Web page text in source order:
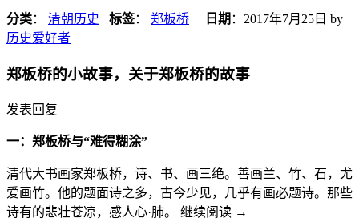
分类： 清朝历史 标签： 郑板桥 日期 ： 2017年7月25日 by
历史爱好者
郑板桥的小故事，关于郑板桥的故事
发表回复
一：郑板桥与“难得糊涂”
清代大书画家郑板桥，诗、书、画三绝。善画兰、竹、石，尤
爱画竹。他的题面诗之多，古今少见，几乎有画必题诗。那些
诗有的悲壮苍凉，感人心·肺。 继续阅读 →